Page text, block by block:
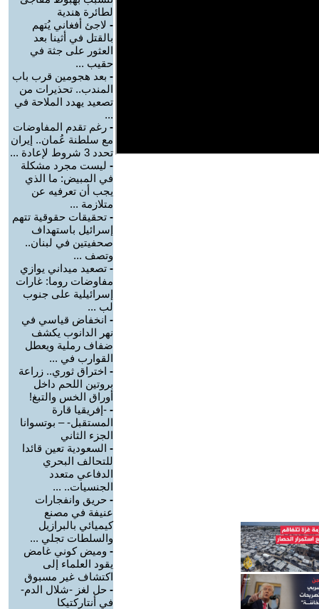
لطائرة هندية
- لاجئ أفغاني يُتهم
بالقتل في أثينا بعد
العثور على جثة في
حقيب ...
- بعد هجومين قرب باب
المندب.. تحذيرات من
تصعيد يهدد الملاحة في
...
- رغم تقدم المفاوضات
مع سلطنة عُمان.. إيران
تحدد 3 شروط لإعادة ...
- ليست مجرد مشكلة
في المبيض: ما الذي
يجب أن تعرفيه عن
متلازمة ...
- تحقيقات حقوقية تتهم
إسرائيل باستهداف
صحفيتين في لبنان..
وتصف ...
- تصعيد ميداني يوازي
مفاوضات روما: غارات
إسرائيلية على جنوب
لب ...
- انخفاض قياسي في
نهر الدانوب يكشف
ضفاف رملية ويعطل
القوارب في ...
- اختراق ثوري.. زراعة
بروتين اللحم داخل
أوراق الخس والتبغ!
- -إفريقيا قارة
المستقبل- – بوتسوانا
الجزء الثاني
- السعودية تعين قائدا
للتحالف البحري
الدفاعي متعدد
الجنسيات.. ...
- حريق وانفجارات
عنيفة في مصنع
كيميائي بالبرازيل
والسلطات تجلي ...
- وميض كوني غامض
يقود العلماء إلى
اكتشاف غير مسبوق
- حل لغز -شلال الدم-
في أنتاركتيكا